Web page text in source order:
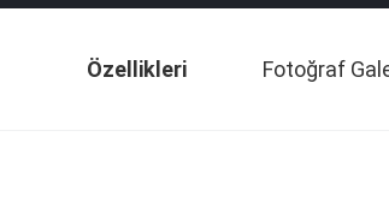
Özellikleri Fotoğraf